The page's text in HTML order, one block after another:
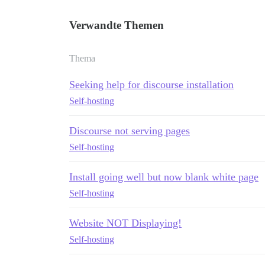
Verwandte Themen
Thema
Seeking help for discourse installation
Self-hosting
Discourse not serving pages
Self-hosting
Install going well but now blank white page
Self-hosting
Website NOT Displaying!
Self-hosting